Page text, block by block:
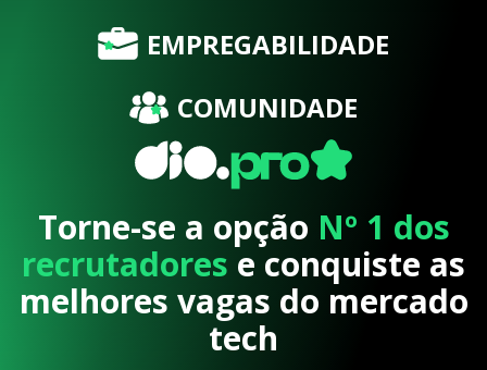
EMPREGABILIDADE
COMUNIDADE
Torne-se a opção Nº 1 dos
recrutadores e conquiste as
melhores vagas do mercado
tech